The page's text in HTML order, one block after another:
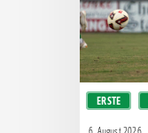
ERSTE
gegen
Halle